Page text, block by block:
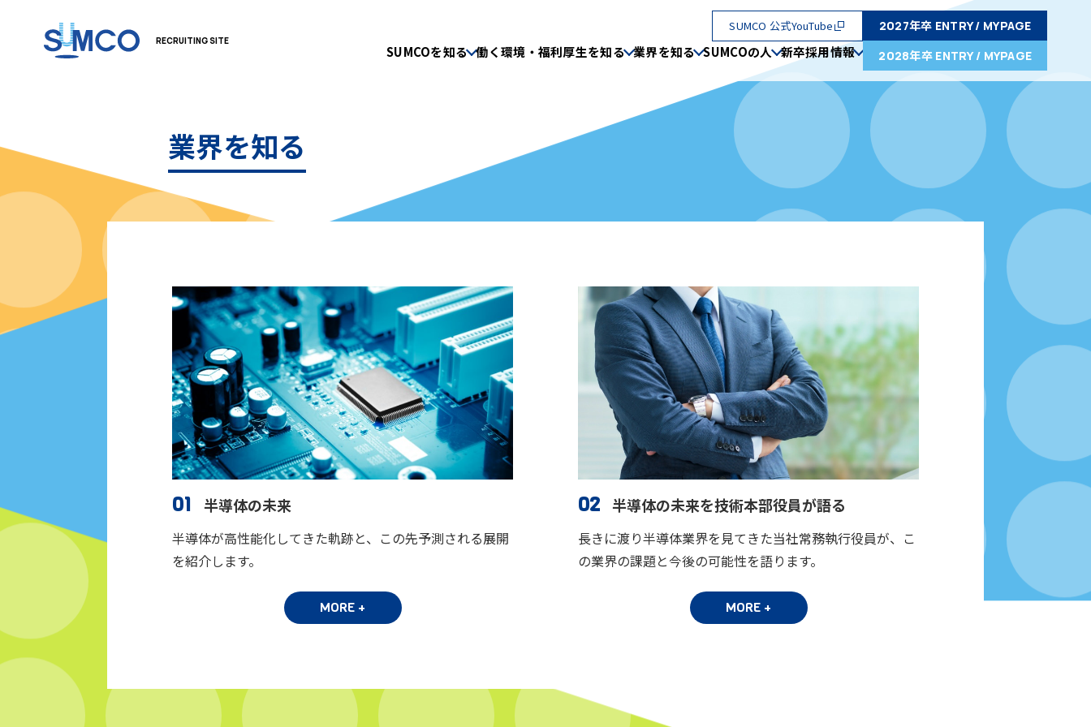
RECRUITING SITE
SUMCO 公式YouTube
SUMCOを知る 働く環境・福利厚生を知る 業界を知る SUMCOの人 新卒採用情報
2027年卒 ENTRY / MYPAGE
2028年卒 ENTRY / MYPAGE
業界を知る
01 半導体の未来
半導体が高性能化してきた軌跡と、この先予測される展開
を紹介します。
MORE +
02 半導体の未来を技術本部役員が語る
長きに渡り半導体業界を見てきた当社常務執行役員が、こ
の業界の課題と今後の可能性を語ります。
MORE +